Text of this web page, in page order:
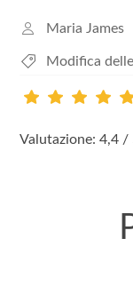
Maria James
Modifica
Valutazione: 4,4 /